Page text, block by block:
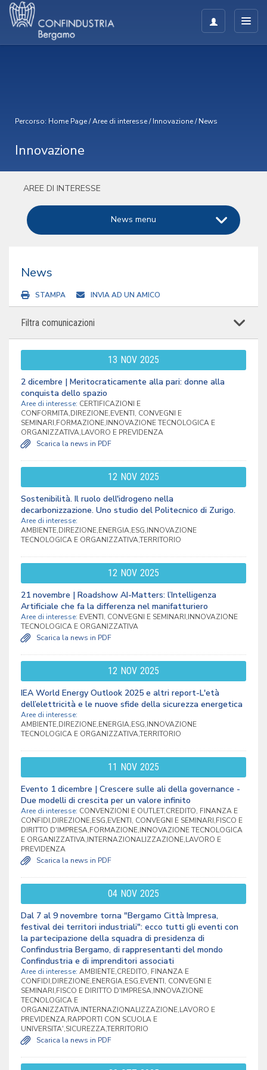
Percorso: Home Page/Aree di interesse/Innovazione/News
Innovazione
AREE DI INTERESSE
News menu
News
STAMPA INVIA AD UN AMICO
Filtra comunicazioni
13 NOV 2025
2 dicembre | Meritocraticamente alla pari: donne alla
conquista dello spazio
Aree di interesse: CERTIFICAZIONI E
CONFORMITA,DIREZIONE,EVENTI, CONVEGNI E
SEMINARI,FORMAZIONE,INNOVAZIONE TECNOLOGICA E
ORGANIZZATIVA,LAVORO E PREVIDENZA
Scarica la news in PDF
12 NOV 2025
Sostenibilità. Il ruolo dell'idrogeno nella
decarbonizzazione. Uno studio del Politecnico di Zurigo.
Aree di interesse:
AMBIENTE,DIREZIONE,ENERGIA,ESG,INNOVAZIONE
TECNOLOGICA E ORGANIZZATIVA,TERRITORIO
12 NOV 2025
21 novembre | Roadshow AI-Matters: l’Intelligenza
Artificiale che fa la differenza nel manifatturiero
Aree di interesse: EVENTI, CONVEGNI E SEMINARI,INNOVAZIONE
TECNOLOGICA E ORGANIZZATIVA
Scarica la news in PDF
12 NOV 2025
IEA World Energy Outlook 2025 e altri report-L'età
dell’elettricità e le nuove sfide della sicurezza energetica
Aree di interesse:
AMBIENTE,DIREZIONE,ENERGIA,ESG,INNOVAZIONE
TECNOLOGICA E ORGANIZZATIVA,TERRITORIO
11 NOV 2025
Evento 1 dicembre | Crescere sulle ali della governance -
Due modelli di crescita per un valore infinito
Aree di interesse: CONVENZIONI E OUTLET,CREDITO, FINANZA E
CONFIDI,DIREZIONE,ESG,EVENTI, CONVEGNI E SEMINARI,FISCO E
DIRITTO D'IMPRESA,FORMAZIONE,INNOVAZIONE TECNOLOGICA
E ORGANIZZATIVA,INTERNAZIONALIZZAZIONE,LAVORO E
PREVIDENZA
Scarica la news in PDF
04 NOV 2025
Dal 7 al 9 novembre torna "Bergamo Città Impresa,
festival dei territori industriali": ecco tutti gli eventi con
la partecipazione della squadra di presidenza di
Confindustria Bergamo, di rappresentanti del mondo
Confindustria e di imprenditori associati
Aree di interesse: AMBIENTE,CREDITO, FINANZA E
CONFIDI,DIREZIONE,ENERGIA,ESG,EVENTI, CONVEGNI E
SEMINARI,FISCO E DIRITTO D'IMPRESA,INNOVAZIONE
TECNOLOGICA E
ORGANIZZATIVA,INTERNAZIONALIZZAZIONE,LAVORO E
PREVIDENZA,RAPPORTI CON SCUOLA E
UNIVERSITA',SICUREZZA,TERRITORIO
Scarica la news in PDF